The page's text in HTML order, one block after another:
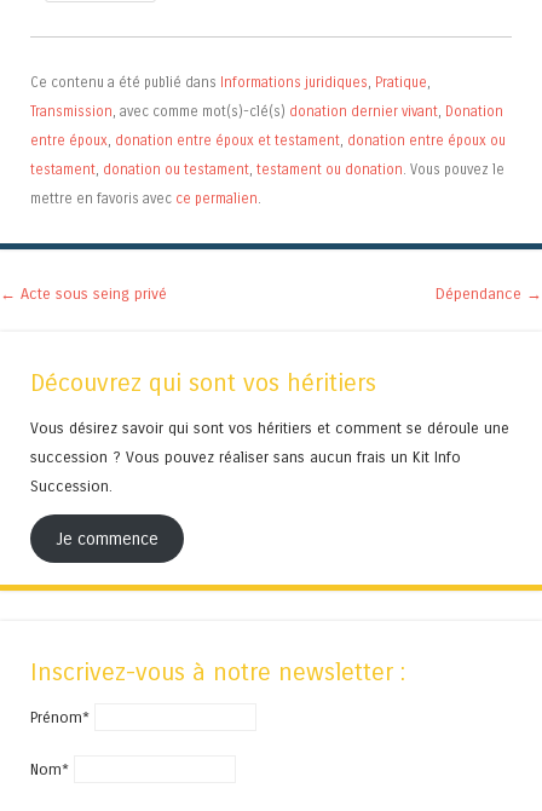
Ce contenu a été publié dans Informations juridiques, Pratique,
Transmission, avec comme mot(s)-clé(s) donation dernier vivant, Donation
entre époux, donation entre époux et testament, donation entre époux ou
testament, donation ou testament, testament ou donation. Vous pouvez le
mettre en favoris avec ce permalien.
Navigation des articles
← Acte sous seing privé Dépendance →
Découvrez qui sont vos héritiers
Vous désirez savoir qui sont vos héritiers et comment se déroule une
succession ? Vous pouvez réaliser sans aucun frais un Kit Info
Succession.
Je commence
Inscrivez-vous à notre newsletter :
Prénom*
Nom*